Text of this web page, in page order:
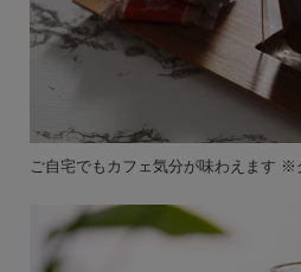
ご自宅でもカフェ気分が味わえます ※